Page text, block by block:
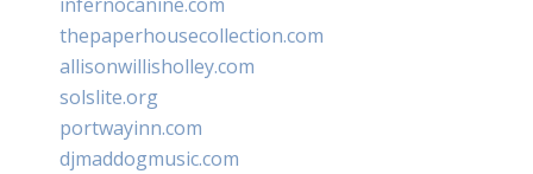
thepaperhousecollection.com
allisonwillisholley.com
solslite.org
portwayinn.com
djmaddogmusic.com